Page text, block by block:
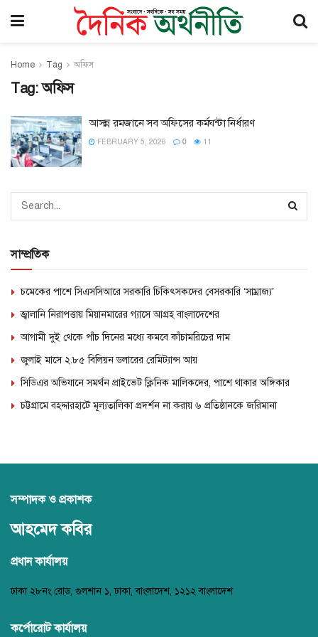
Home Tag অফিস
Tag:অফিস
আসন্ন রমজানে সব অফিসের কর্মঘন্টা নির্ধারণ
FEBRUARY 5, 2026 0 11
সাম্প্রতিক
চমেকের পাশে সিএসসিআরে সরকারি চিকিৎসকদের বেসরকারি ‘সাম্রাজ্য’
জ্বালানি নিরাপত্তায় মিয়ানমারের গ্যাসে আগ্রহ বাংলাদেশের
আগামী দুই থেকে পাঁচ দিনের মধ্যে কমবে কাঁচামরিচের দাম
জুলাই মাসে ২.৮৫ বিলিয়ন ডলারের রেমিট্যান্স আয়
সিডিএর অভিযানে সমর্থন প্রাইভেট ক্লিনিক মালিকদের, পাশে থাকার অঙ্গিকার
চট্টগ্রামে বহদ্দারহাটে মূল্যতালিকা প্রদর্শন না করায় ৬ প্রতিষ্ঠানকে জরিমানা
সম্পাদক ও প্রকাশক
আহমেদ কবির
প্রধান কার্যালয়
ঢাকা ২৮নং রোড, গুলশান ১, ঢাকা, বাংলাদেশ, ১২১২ বাংলাদেশ
কর্পোরোট কার্যালয়